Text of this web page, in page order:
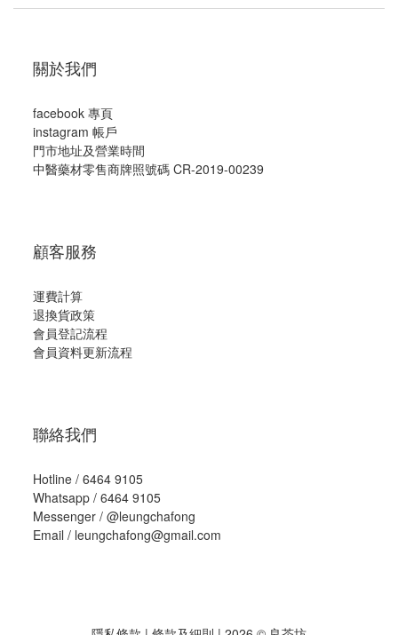
關於我們
facebook 專頁
instagram 帳戶
門市地址及營業時間
中醫藥材零售商牌照號碼 CR-2019-00239
顧客服務
運費計算
退換貨政策
會員登記流程
會員資料更新流程
聯絡我們
Hotline / 6464 9105
Whatsapp / 6464 9105
Messenger / @leungchafong
Email / leungchafong@gmail.com